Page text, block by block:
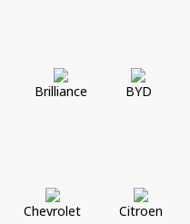
Brilliance BYD
Chevrolet Citroen